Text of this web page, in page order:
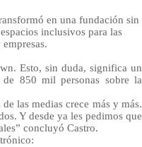
en una fundación sin
inclusivos para las
Esto, sin duda, significa un
de 850 mil personas sobre la
las medias crece más y más.
Y desde ya les pedimos que
concluyó Castro.